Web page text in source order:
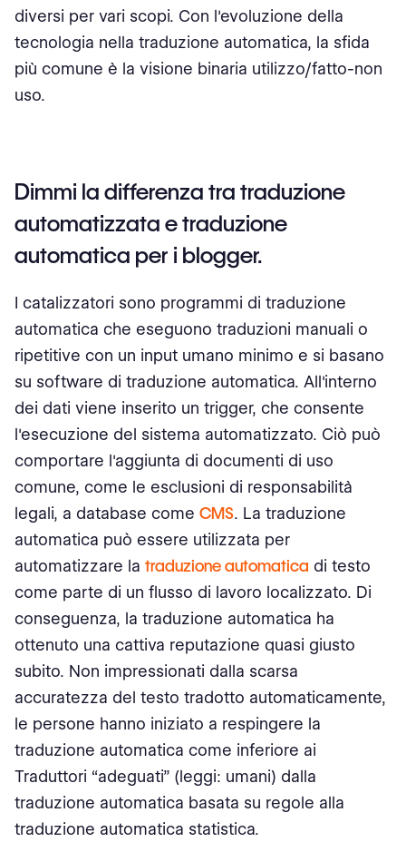
diversi per vari scopi. Con l'evoluzione della
tecnologia nella traduzione automatica, la sfida
più comune è la visione binaria utilizzo/fatto-non
uso.
Dimmi la differenza tra traduzione
automatizzata e traduzione
automatica per i blogger.
I catalizzatori sono programmi di traduzione
automatica che eseguono traduzioni manuali o
ripetitive con un input umano minimo e si basano
su software di traduzione automatica. All'interno
dei dati viene inserito un trigger, che consente
l'esecuzione del sistema automatizzato. Ciò può
comportare l'aggiunta di documenti di uso
comune, come le esclusioni di responsabilità
legali, a database come CMS. La traduzione
automatica può essere utilizzata per
automatizzare la traduzione automatica di testo
come parte di un flusso di lavoro localizzato. Di
conseguenza, la traduzione automatica ha
ottenuto una cattiva reputazione quasi giusto
subito. Non impressionati dalla scarsa
accuratezza del testo tradotto automaticamente,
le persone hanno iniziato a respingere la
traduzione automatica come inferiore ai
Traduttori “adeguati” (leggi: umani) dalla
traduzione automatica basata su regole alla
traduzione automatica statistica.